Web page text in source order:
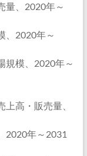
、2020年～
2020年～
模、2020年～
高・販売量、
年～2031